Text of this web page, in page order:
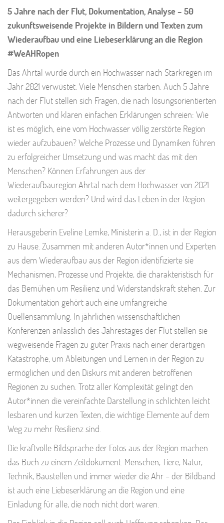
5 Jahre nach der Flut, Dokumentation, Analyse – 50
zukunftsweisende Projekte in Bildern und Texten zum
Wiederaufbau und eine Liebeserklärung an die Region
#WeAHRopen
Das Ahrtal wurde durch ein Hochwasser nach Starkregen im
Jahr 2021 verwüstet. Viele Menschen starben. Auch 5 Jahre
nach der Flut stellen sich Fragen, die nach lösungsorientierten
Antworten und klaren einfachen Erklärungen schreien: Wie
ist es möglich, eine vom Hochwasser völlig zerstörte Region
wieder aufzubauen? Welche Prozesse und Dynamiken führen
zu erfolgreicher Umsetzung und was macht das mit den
Menschen? Können Erfahrungen aus der
Wiederaufbauregion Ahrtal nach dem Hochwasser von 2021
weitergegeben werden? Und wird das Leben in der Region
dadurch sicherer?
Herausgeberin Eveline Lemke, Ministerin a. D., ist in der Region
zu Hause. Zusammen mit anderen Autor*innen und Experten
aus dem Wiederaufbau aus der Region identifizierte sie
Mechanismen, Prozesse und Projekte, die charakteristisch für
das Bemühen um Resilienz und Widerstandskraft stehen. Zur
Dokumentation gehört auch eine umfangreiche
Quellensammlung. In jährlichen wissenschaftlichen
Konferenzen anlässlich des Jahrestages der Flut stellen sie
wegweisende Fragen zu guter Praxis nach einer derartigen
Katastrophe, um Ableitungen und Lernen in der Region zu
ermöglichen und den Diskurs mit anderen betroffenen
Regionen zu suchen. Trotz aller Komplexität gelingt den
Autor*innen die vereinfachte Darstellung in schlichten leicht
lesbaren und kurzen Texten, die wichtige Elemente auf dem
Weg zu mehr Resilienz sind.
Die kraftvolle Bildsprache der Fotos aus der Region machen
das Buch zu einem Zeitdokument. Menschen, Tiere, Natur,
Technik, Baustellen und immer wieder die Ahr – der Bildband
ist auch eine Liebeserklärung an die Region und eine
Einladung für alle, die noch nicht dort waren.